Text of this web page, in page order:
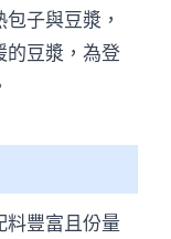
子與豆漿，
的豆漿，為登
料豐富且份量